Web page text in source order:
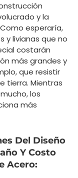
y la
esperaría,
y livianas que no
costarán
más grandes y
que resistir
tierra. Mientras
los
más
Del Diseño
Y Costo
Acero: